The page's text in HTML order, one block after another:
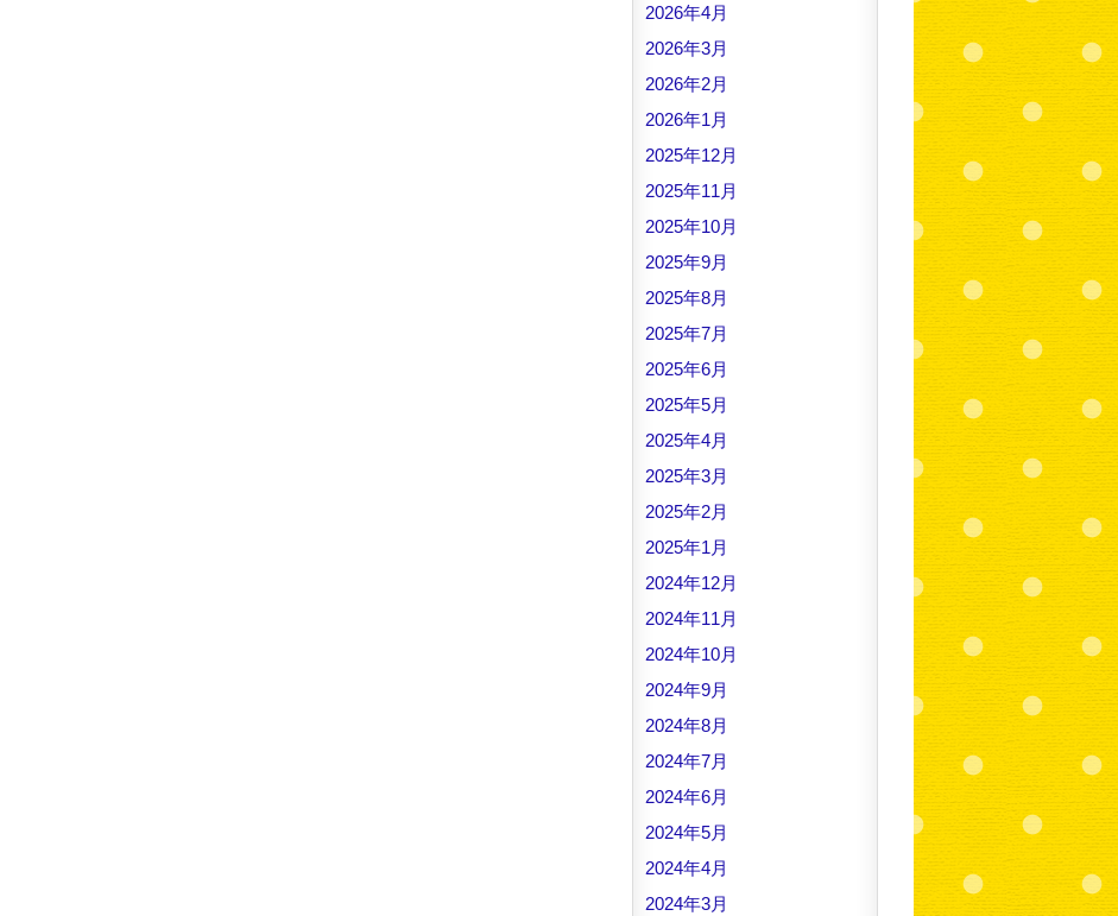
2026年4月
2026年3月
2026年2月
2026年1月
2025年12月
2025年11月
2025年10月
2025年9月
2025年8月
2025年7月
2025年6月
2025年5月
2025年4月
2025年3月
2025年2月
2025年1月
2024年12月
2024年11月
2024年10月
2024年9月
2024年8月
2024年7月
2024年6月
2024年5月
2024年4月
2024年3月